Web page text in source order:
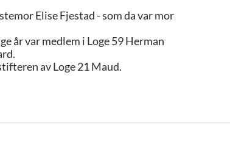
Elise Fjestad - som da var mor
år var medlem i Loge 59 Herman
av Loge 21 Maud.